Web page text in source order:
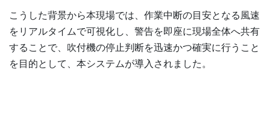
こうした背景から本現場では、作業中断の目安となる風速
をリアルタイムで可視化し、警告を即座に現場全体へ共有
することで、吹付機の停止判断を迅速かつ確実に行うこと
を目的として、本システムが導入されました。